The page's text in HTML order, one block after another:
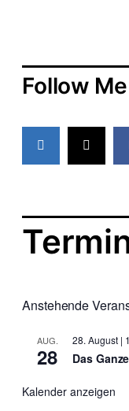
Follow Me
Anstehende
AUG.
28
28. August |
Das
Kalender anzeigen